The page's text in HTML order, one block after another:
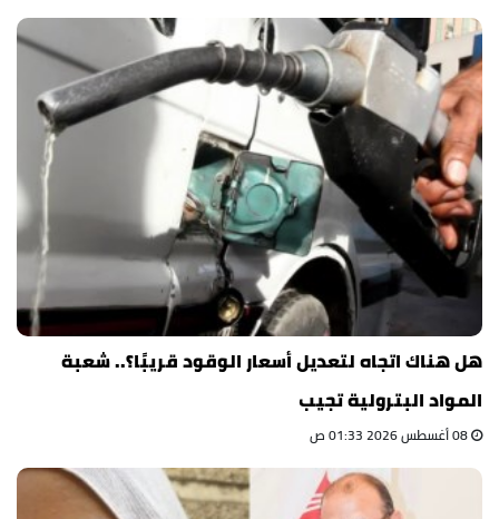
هل هناك اتجاه لتعديل أسعار الوقود قريبًا؟.. شعبة
المواد البترولية تجيب